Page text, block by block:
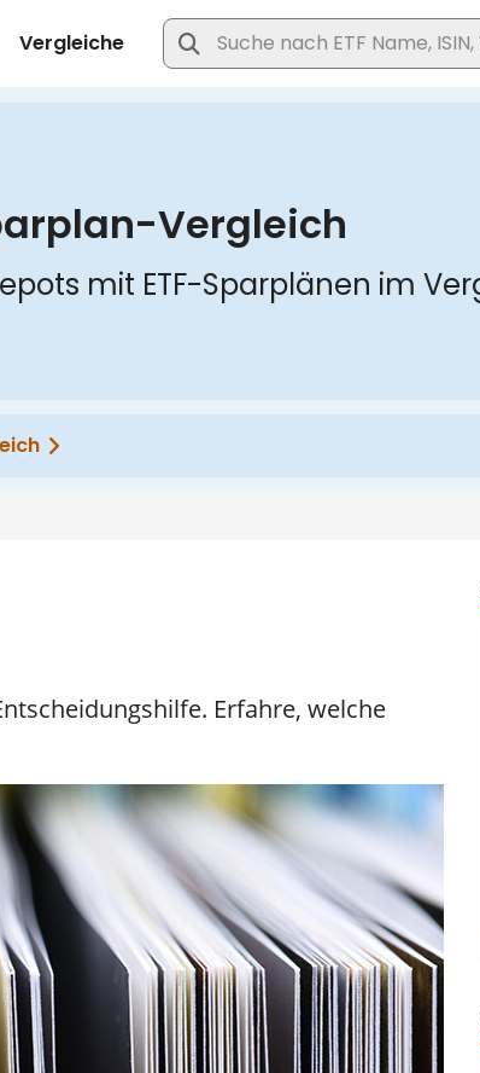
Erfahre, welche